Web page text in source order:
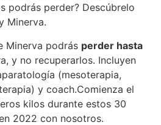
podrás perder? Descúbrelo
Minerva.
Minerva podrás perder hasta
y no recuperarlos. Incluyen
(mesoterapia,
y coach.Comienza el
kilos durante estos 30
2022 con nosotros.